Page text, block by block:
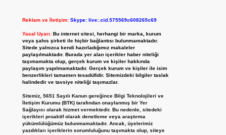
Reklam ve İletişim: Skype: live:.cid.575569c608265c69
Yasal Uyarı: Bu internet sitesi, herhangi bir marka, kurum
veya şahıs şirketi ile hiçbir bağlantısı bulunmamaktadır.
Sitede yalnızca kendi hazırladığımız makaleler
paylaşılmaktadır. Burada yer alan içerikler haber niteliği
taşımamakta olup, gerçek kurum ve kişiler hakkında
paylaşım yapılmamaktadır. Gerçek kurum ve kişiler ile isim
benzerlikleri tamamen tesadüfidir. Sitemizdeki bilgiler taslak
halindedir ve tavsiye niteliği taşımazlar.
Sitemiz, 5651 Sayılı Kanun gereğince Bilgi Teknolojileri ve
İletişim Kurumu (BTK) tarafından onaylanmış bir Yer
Sağlayıcı olarak hizmet vermektedir. Bu nedenle, sitedeki
içerikleri proaktif olarak denetleme veya araştırma
yükümlülüğümüz bulunmamaktadır. Ancak, üyelerimiz
yazdıkları içeriklerin sorumluluğunu taşımakta olup, siteye